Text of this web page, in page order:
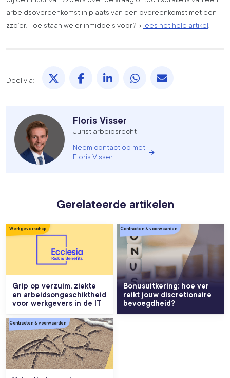
arbeidsovereenkomst in plaats van een overeenkomst met een
zzp’er. Hoe staan we er inmiddels voor? > lees het hele artikel.
Deel via:
Deel via X. opent in een nieuw tabblad
Deel via Facebook. opent in een nieuw
Deel via LinkedIn. opent in een
Deel via WhatsApp.
Floris Visser
Jurist arbeidsrecht
Neem contact op met
Floris Visser
Gerelateerde artikelen
Grip op verzuim, ziekte
en arbeidsongeschiktheid
voor werkgevers in de IT
Werkgeverschap
Bonusuitkering: hoe ver
reikt jouw discretionaire
bevoegdheid?
Contracten & voorwaarden
Contracten & voorwaarden